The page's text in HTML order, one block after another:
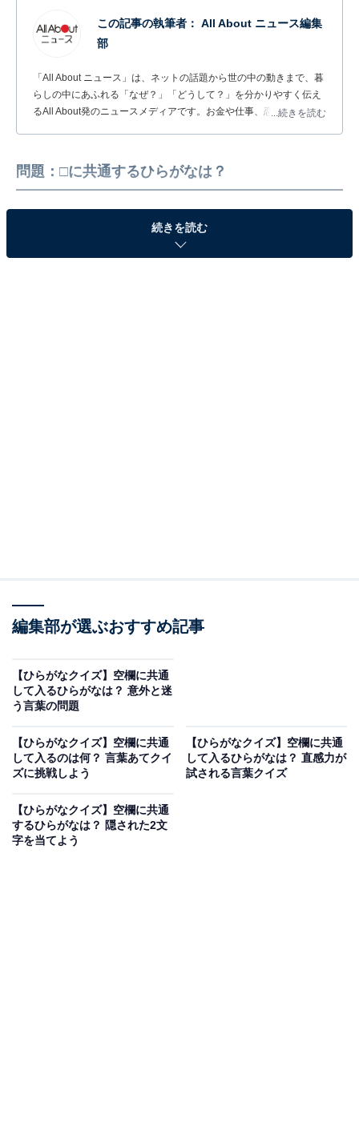
この記事の執筆者： All About ニュース編集
部
「All About ニュース」は、ネットの話題から世の中の動きまで、暮
らしの中にあふれる「なぜ？」「どうして？」を分かりやすく伝え
るAll About発のニュースメディアです。お金や仕事、恋愛、ITに関
...続きを読む
問題：□に共通するひらがなは？
されているか、その詳しい中身を思い浮かべてみてくだ
さい。
次ページ 正解を見る
続きを読む
編集部が選ぶおすすめ記事
【ひらがなクイズ】空欄に共通
して入るひらがなは？ 意外と迷
う言葉の問題
【ひらがなクイズ】空欄に共通
して入るのは何？ 言葉あてクイ
ズに挑戦しよう
【ひらがなクイズ】空欄に共通
して入るひらがなは？ 直感力が
試される言葉クイズ
【ひらがなクイズ】空欄に共通
するひらがなは？ 隠された2文
字を当てよう